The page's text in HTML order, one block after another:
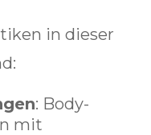
in dieser
: Body-
mit